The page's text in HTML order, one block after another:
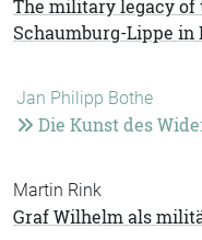
The military legacy of
Schaumburg-Lippe in
Jan Philipp Bothe
Die Kunst des
Martin Rink
Graf Wilhelm als